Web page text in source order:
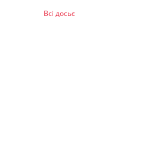
Всі досьє